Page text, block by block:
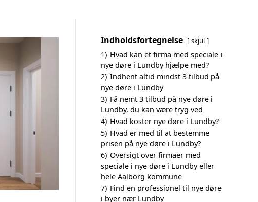
Indholdsfortegnelse skjul
1) Hvad kan et firma med speciale i
nye døre i Lundby hjælpe med?
2) Indhent altid mindst 3 tilbud på
nye døre i Lundby
3) Få nemt 3 tilbud på nye døre i
Lundby, du kan være tryg ved
4) Hvad koster nye døre i Lundby?
5) Hvad er med til at bestemme
prisen på nye døre i Lundby?
6) Oversigt over firmaer med
speciale i nye døre i Lundby eller
hele Aalborg kommune
7) Find en professionel til nye døre
i byer nær Lundby